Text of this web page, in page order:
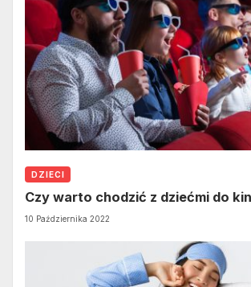
DZIECI
Czy warto chodzić z dziećmi do
10 Października 2022